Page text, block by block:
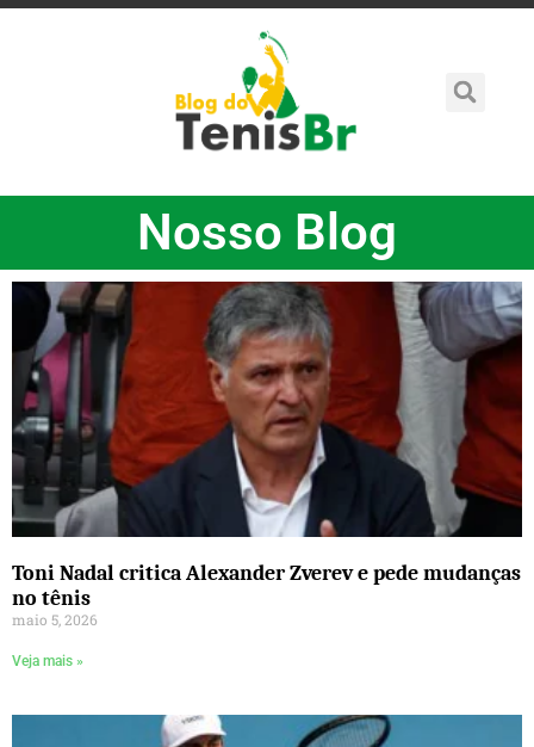
Nosso Blog
Toni Nadal critica Alexander Zverev e pede mudanças
no tênis
maio 5, 2026
Veja mais »